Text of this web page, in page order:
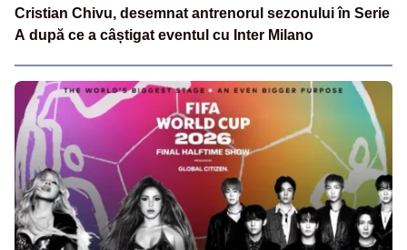
Cristian Chivu, desemnat antrenorul sezonului în Serie
A după ce a câștigat eventul cu Inter Milano